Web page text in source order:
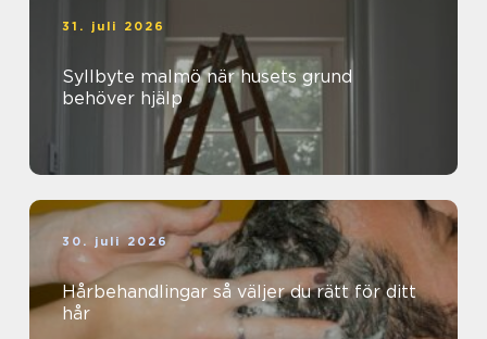
31. juli 2026
Syllbyte malmö när husets grund
behöver hjälp
30. juli 2026
Hårbehandlingar så väljer du rätt för ditt
hår